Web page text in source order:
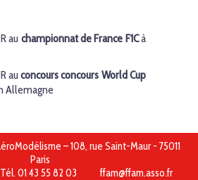
au championnat de France F1Cà
auconcoursconcours World Cup
Allemagne
– 108, rue Saint-Maur - 75011
Paris
Tél. 01 43 55 82 03 ffam@ffam.asso.fr